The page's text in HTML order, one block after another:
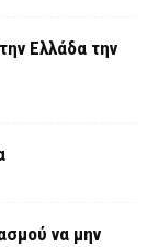
Ελλάδα την
να μην